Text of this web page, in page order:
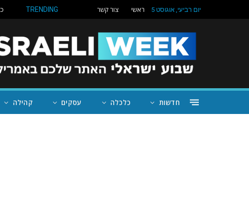
יום רביעי, אוגוסט 5 ראשי צור קשר TRENDING
חדשות כלכלה עסקים קהילה